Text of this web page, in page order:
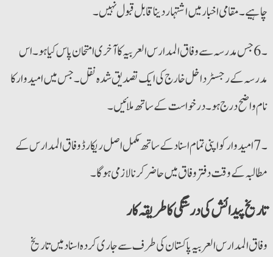
چاہیے۔ مقامی اخبار میں اشتہار دینا قابل قبول نہیں۔
۔6 جس مدرسہ سے وفاق المدارس العربیہ کا آخری امتحان پاس کیا ہو۔ اس
مدرسہ کے رجسٹر داخل خارج کی ایک تصدیق شدہ نقل۔ جس میں امیدوار کا
نام واضح درج ہو۔ درخواست کے ساتھ ملائیں۔
۔7 امیدوار کو اپنی تمام اسناد کے ساتھ مکمل اصل ریکارڈ وفاق المدارس کے
مطالبہ کے وقت دفتر وفاق میں حاضر کرنا لازمی ہوگا۔
تاریخ پیدائش کی درستگی کا طریقہ کار
وفاق المدارس العربیہ پاکستان کی طرف سے جاری کردہ اسناد میں تاریخ